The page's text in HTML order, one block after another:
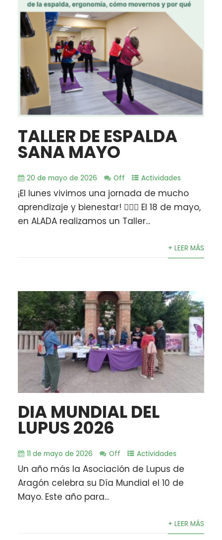
TALLER DE ESPALDA
SANA MAYO
20 de mayo de 2026 Off Actividades
​¡El lunes vivimos una jornada de mucho
aprendizaje y bienestar! 🧘‍♂️✨ El 18 de mayo,
en ALADA realizamos un Taller...
+ LEER MÁS
DIA MUNDIAL DEL
LUPUS 2026
11 de mayo de 2026 Off Actividades
Un año más la Asociación de Lupus de
Aragón celebra su Día Mundial el 10 de
Mayo. Este año para...
+ LEER MÁS